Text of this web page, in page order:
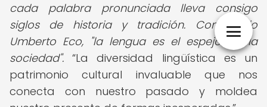
cada palabra pronunciada lleva consigo
siglos de historia y tradición. Como dijo
Umberto Eco, "la lengua es el espejo de la
sociedad".
La diversidad lingüística es un
patrimonio cultural invaluable que nos
conecta con nuestro pasado y moldea